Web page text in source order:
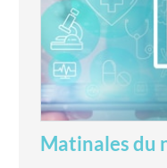
Matinales du